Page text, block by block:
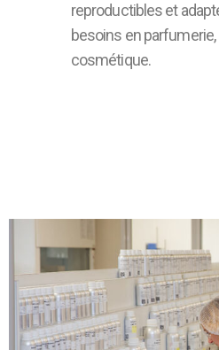
reproductibles et
besoins en
cosmétique.